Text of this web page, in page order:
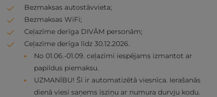
Bezmaksas autostāvvieta;
Bezmaksas WiFi;
Ceļazīme derīga DIVĀM personām;
Ceļazīme derīga līdz 30.12.2026.
No 01.06.-01.09. ceļazīmi iespējams izmantot ar
papildus piemaksu.
UZMANĪBU! Šī ir automatizētā viesnīca. Ierašanās
dienā viesi saņems īsziņu ar numura durvju kodu.